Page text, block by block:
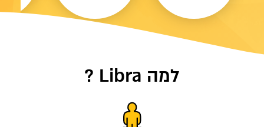
למה Libra ?